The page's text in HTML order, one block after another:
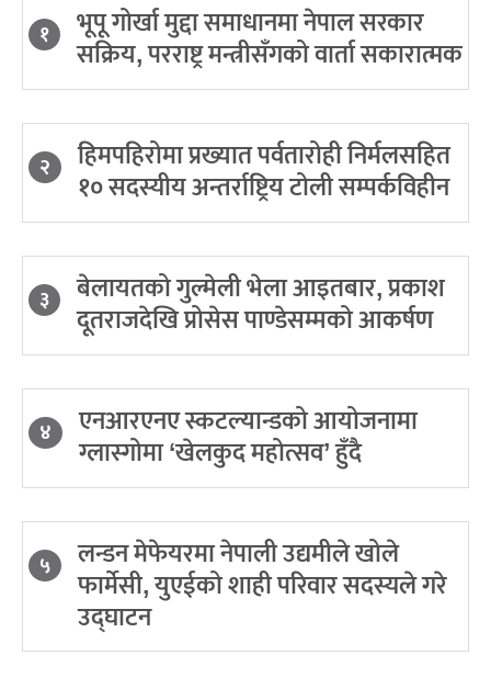
१ भूपू गोर्खा मुद्दा समाधानमा नेपाल सरकार
सक्रिय, परराष्ट्र मन्त्रीसँगको वार्ता सकारात्मक
२ हिमपहिरोमा प्रख्यात पर्वतारोही निर्मलसहित
१० सदस्यीय अन्तर्राष्ट्रिय टोली सम्पर्कविहीन
३ बेलायतको गुल्मेली भेला आइतबार, प्रकाश
दूतराजदेखि प्रोसेस पाण्डेसम्मको आकर्षण
४ एनआरएनए स्कटल्यान्डको आयोजनामा
ग्लास्गोमा ‘खेलकुद महोत्सव’ हुँदै
५ लन्डन मेफेयरमा नेपाली उद्यमीले खोले
फार्मेसी, युएईको शाही परिवार सदस्यले गरे
उद्घाटन